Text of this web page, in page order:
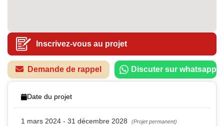
Inscrivez-vous au projet
Demande de rappel Discuter sur whatsapp
Date du projet
1 mars 2024 - 31 décembre 2028 (Projet permanent)